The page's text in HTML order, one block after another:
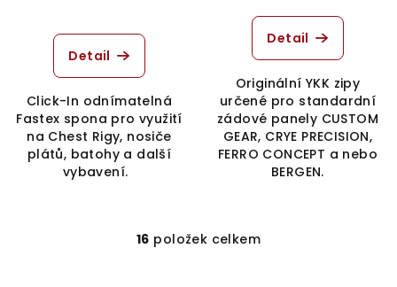
Detail
Click-In odnímatelná
Fastex spona pro využití
na Chest Rigy, nosiče
plátů, batohy a další
vybavení.
Detail
Originální YKK zipy
určené pro standardní
zádové panely CUSTOM
GEAR, CRYE PRECISION,
FERRO CONCEPT a nebo
BERGEN.
O
16 položek celkem